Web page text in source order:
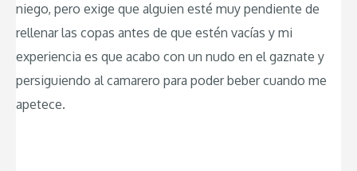
niego, pero exige que alguien esté muy pendiente de
rellenar las copas antes de que estén vacías y mi
experiencia es que acabo con un nudo en el gaznate y
persiguiendo al camarero para poder beber cuando me
apetece.